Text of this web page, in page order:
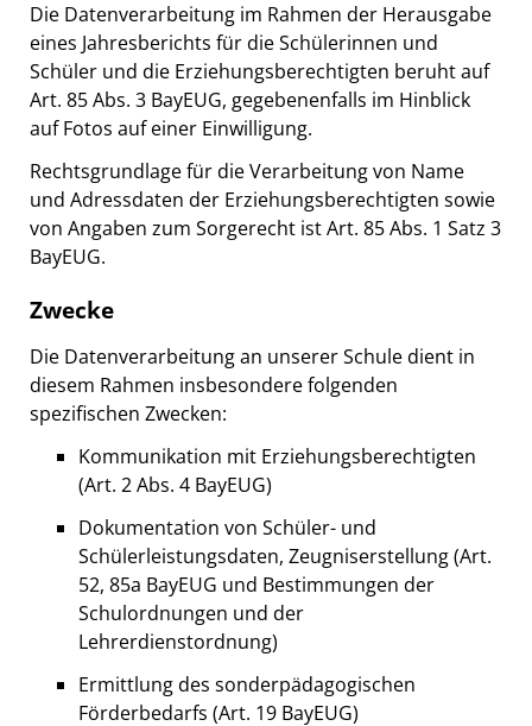
Die Datenverarbeitung im Rahmen der Herausgabe
eines Jahresberichts für die Schülerinnen und
Schüler und die Erziehungsberechtigten beruht auf
Art. 85 Abs. 3 BayEUG, gegebenenfalls im Hinblick
auf Fotos auf einer Einwilligung.
Rechtsgrundlage für die Verarbeitung von Name
und Adressdaten der Erziehungsberechtigten sowie
von Angaben zum Sorgerecht ist Art. 85 Abs. 1 Satz 3
BayEUG.
Zwecke
Die Datenverarbeitung an unserer Schule dient in
diesem Rahmen insbesondere folgenden
spezifischen Zwecken:
Kommunikation mit Erziehungsberechtigten
(Art. 2 Abs. 4 BayEUG)
Dokumentation von Schüler- und
Schülerleistungsdaten, Zeugniserstellung (Art.
52, 85a BayEUG und Bestimmungen der
Schulordnungen und der
Lehrerdienstordnung)
Ermittlung des sonderpädagogischen
Förderbedarfs (Art. 19 BayEUG)